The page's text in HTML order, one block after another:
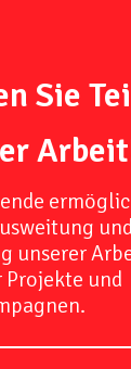
Sie
und
unserer
Projekte und